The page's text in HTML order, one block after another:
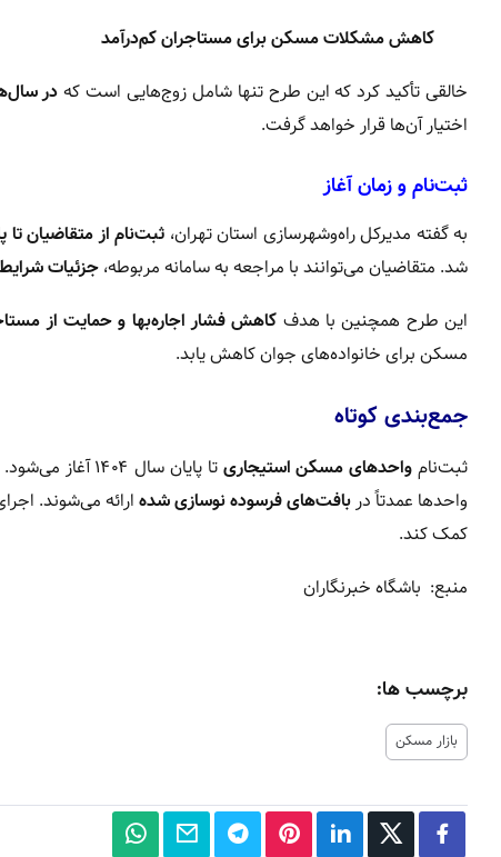
کاهش مشکلات مسکن برای مستاجران کم‌درآمد
خالقی تأکید کرد که این طرح تنها شامل زوج‌هایی است کهدر
اختیار آن‌ها قرار خواهد گرفت.
ثبت‌نام و زمان آغاز
به گفته مدیرکل راه‌وشهرسازی استان تهران، ثبت‌نام از متقاضیان
شد. متقاضیان می‌توانند با مراجعه به سامانه مربوطه، جزئیات
این طرح همچنین با هدف کاهش فشار اجاره‌بها و حمایت از
مسکن برای خانواده‌های جوان کاهش یابد.
جمع‌بندی کوتاه
ثبت‌نام واحدهای مسکن استیجاری تا پایان سال ۱۴۰۴ آغاز می‌شود. اولویت با
واحدها عمدتاً دربافت‌های فرسوده نوسازی شدهارائه می‌شوند.
کمک کند.
منبع: باشگاه خبرنگاران
برچسب ها:
بازار مسکن